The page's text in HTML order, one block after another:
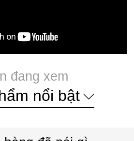
đang xem
nổi bật